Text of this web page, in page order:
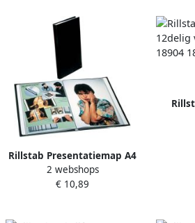
Rillstab Presentatiemap A4
1 kanaals 20-tassen zwart
2 webshops
€ 10,89